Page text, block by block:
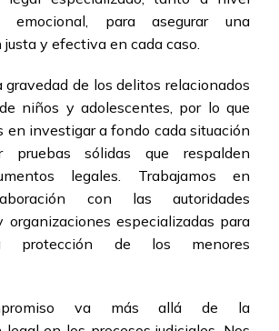
emocional, para asegurar una
y efectiva en cada caso.
gravedad de los delitos relacionados
niños y adolescentes, por lo que
en investigar a fondo cada situación
pruebas sólidas que respalden
legales. Trabajamos en
con las autoridades
organizaciones especializadas para
protección de los menores
va más allá de la